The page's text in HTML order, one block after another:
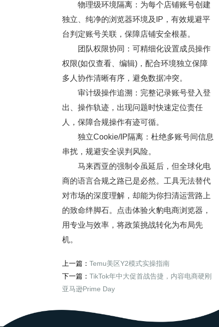
物理级环境隔离：为每个店铺账号创建
独立、纯净的浏览器环境及IP，有效规避平
台判定账号关联，保障店铺安全根基。
团队权限协同：可精细化设置成员操作
权限(如仅查看、编辑)，配合环境独立保障
多人协作清晰有序，避免数据冲突。
审计级操作追溯：完整记录账号登入登
出、操作轨迹，出现问题时快速定位责任
人，保障合规操作有迹可循。
独立Cookie/IP隔离：杜绝多账号间信息
串扰，规避安全误判风险。
马来西亚的强制令虽延后，但全球化电
商的语言合规之路已是必然。工具无法替代
对市场的深度理解，却能为你扫清运营路上
的致命绊脚石。点击体验火豹电商浏览器，
用专业与效率，将政策挑战转化为布局先
机。
上一篇： Temu美区Y2模式实操指南
下一篇： TikTok年中大促首战告捷，内容电商硬刚
亚马逊Prime Day